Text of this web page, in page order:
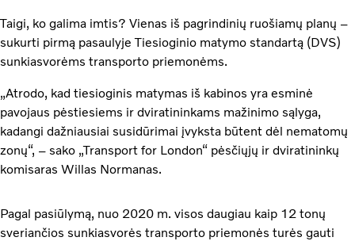
Taigi, ko galima imtis? Vienas iš pagrindinių ruošiamų planų –
sukurti pirmą pasaulyje Tiesioginio matymo standartą (DVS)
sunkiasvorėms transporto priemonėms.
„Atrodo, kad tiesioginis matymas iš kabinos yra esminė
pavojaus pėstiesiems ir dviratininkams mažinimo sąlyga,
kadangi dažniausiai susidūrimai įvyksta būtent dėl nematomų
zonų“, – sako „Transport for London“ pėsčiųjų ir dviratininkų
komisaras Willas Normanas.
Pagal pasiūlymą, nuo 2020 m. visos daugiau kaip 12 tonų
sveriančios sunkiasvorės transporto priemonės turės gauti